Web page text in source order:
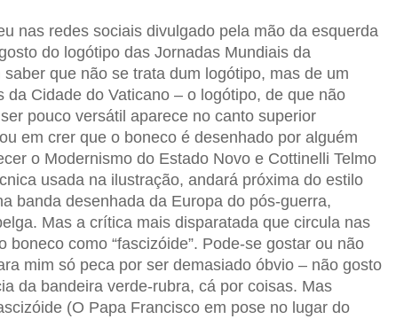
nas redes sociais divulgado pela mão da esquerda
do logótipo das Jornadas Mundiais da
que não se trata dum logótipo, mas de um
da Cidade do Vaticano – o logótipo, de que não
pouco versátil aparece no canto superior
em crer que o boneco é desenhado por alguém
o Modernismo do Estado Novo e Cottinelli Telmo
usada na ilustração, andará próxima do estilo
banda desenhada da Europa do pós-guerra,
Mas a crítica mais disparatada que circula nas
boneco como “fascizóide”. Pode-se gostar ou não
mim só peca por ser demasiado óbvio – não gosto
da bandeira verde-rubra, cá por coisas. Mas
(O Papa Francisco em pose no lugar do